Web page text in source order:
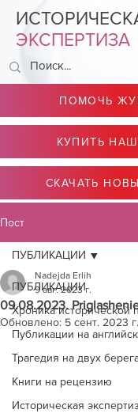
ЭКСПЕРТИЗА
ПОМОЧЬ
КУПИТЬ
СКАЧАТЬ
Пост
ПУБЛИКАЦИИ
Хроника исторической
Публикации на
Трагедия на двух
Книги на рецензию
Историческая
ПУБЛИКАЦИИ
09.08.2023.
Nadejda Erlih
9 авг. 2023 г.
Обновлено: 5 сент. 2023 г.